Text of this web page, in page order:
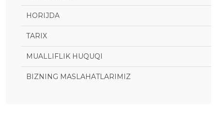
HORIJDA
TARIX
MUALLIFLIK HUQUQI
BIZNING MASLAHATLARIMIZ